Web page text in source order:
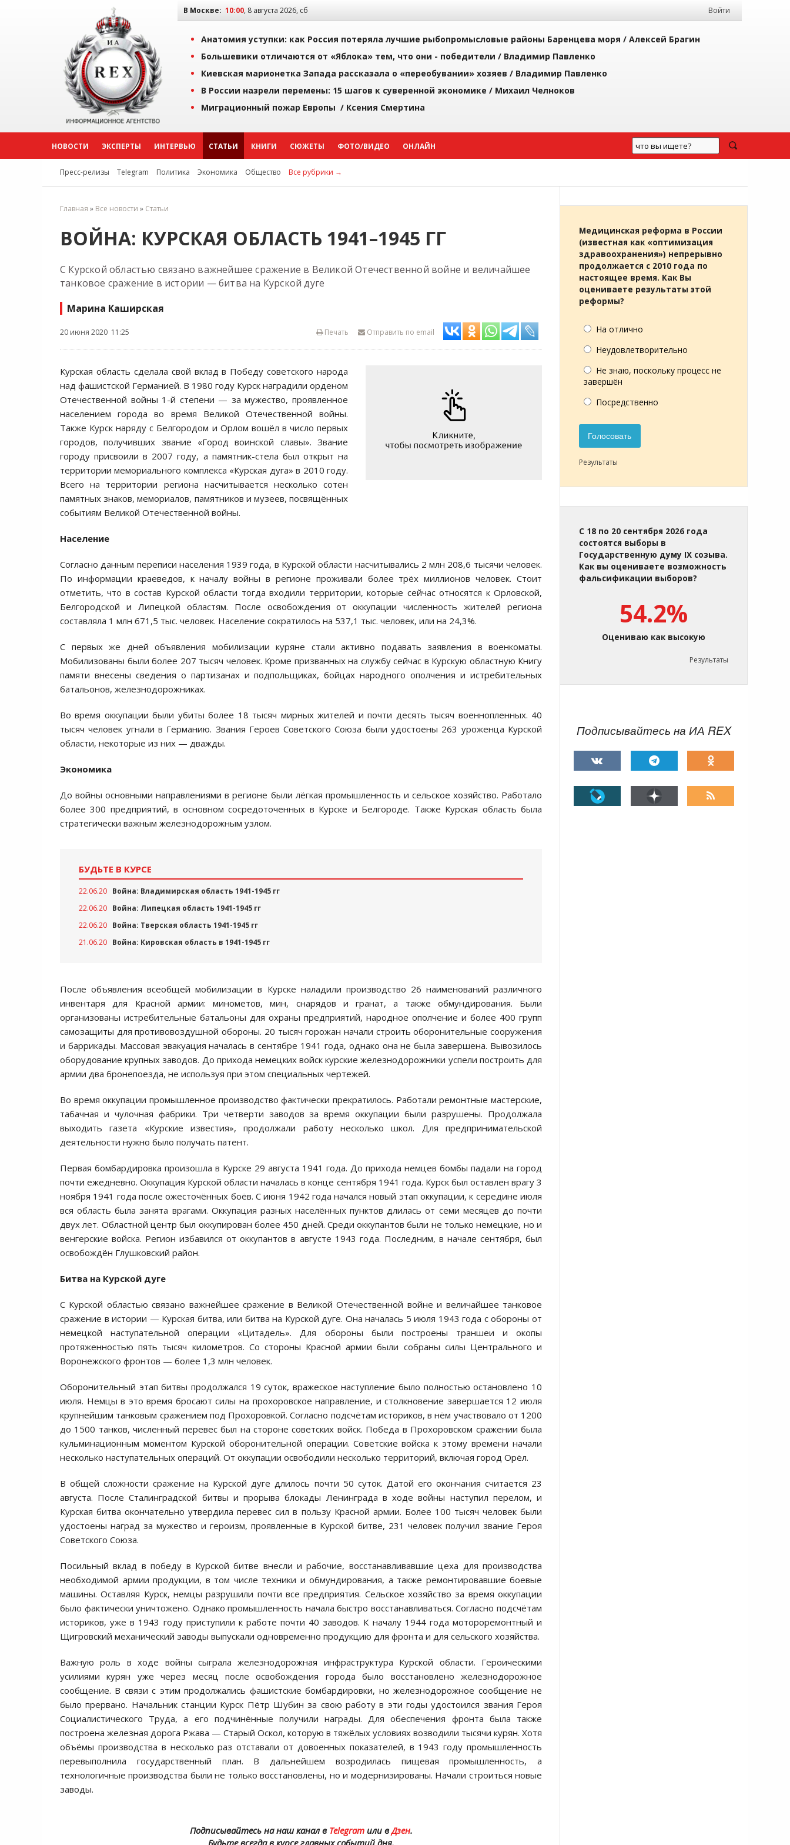
В Москве: 10:00, 8 августа 2026, сб Войти
Анатомия уступки: как Россия потеряла лучшие рыбопромысловые районы Баренцева моря / Алексей Брагин
Большевики отличаются от «Яблока» тем, что они - победители / Владимир Павленко
Киевская марионетка Запада рассказала о «переобувании» хозяев / Владимир Павленко
В России назрели перемены: 15 шагов к суверенной экономике / Михаил Челноков
Миграционный пожар Европы / Ксения Смертина
НОВОСТИ ЭКСПЕРТЫ ИНТЕРВЬЮ СТАТЬИ КНИГИ СЮЖЕТЫ ФОТО/ВИДЕО ОНЛАЙН
Пресс-релизы Telegram Политика Экономика Общество Все рубрики →
Главная » Все новости » Статьи
ВОЙНА: КУРСКАЯ ОБЛАСТЬ 1941–1945 ГГ
С Курской областью связано важнейшее сражение в Великой Отечественной войне и величайшее
танковое сражение в истории — битва на Курской дуге
Марина Каширская
20 июня 2020 11:25 Отправить по email
Печать
Курская область сделала свой вклад в Победу советского народа
над фашистской Германией. В 1980 году Курск наградили орденом
Отечественной войны 1-й степени — за мужество, проявленное
населением города во время Великой Отечественной войны.
Также Курск наряду с Белгородом и Орлом вошёл в число первых
городов, получивших звание «Город воинской славы». Звание
городу присвоили в 2007 году, а памятник-стела был открыт на
территории мемориального комплекса «Курская дуга» в 2010 году.
Всего на территории региона насчитывается несколько сотен
памятных знаков, мемориалов, памятников и музеев, посвящённых
событиям Великой Отечественной войны.
Население
Согласно данным переписи населения 1939 года, в Курской области насчитывались 2 млн 208,6 тысячи человек.
По информации краеведов, к началу войны в регионе проживали более трёх миллионов человек. Стоит
отметить, что в состав Курской области тогда входили территории, которые сейчас относятся к Орловской,
Белгородской и Липецкой областям. После освобождения от оккупации численность жителей региона
составляла 1 млн 671,5 тыс. человек. Население сократилось на 537,1 тыс. человек, или на 24,3%.
С первых же дней объявления мобилизации куряне стали активно подавать заявления в военкоматы.
Мобилизованы были более 207 тысяч человек. Кроме призванных на службу сейчас в Курскую областную Книгу
памяти внесены сведения о партизанах и подпольщиках, бойцах народного ополчения и истребительных
батальонов, железнодорожниках.
Во время оккупации были убиты более 18 тысяч мирных жителей и почти десять тысяч военнопленных. 40
тысяч человек угнали в Германию. Звания Героев Советского Союза были удостоены 263 уроженца Курской
области, некоторые из них — дважды.
Экономика
До войны основными направлениями в регионе были лёгкая промышленность и сельское хозяйство. Работало
более 300 предприятий, в основном сосредоточенных в Курске и Белгороде. Также Курская область была
стратегически важным железнодорожным узлом.
БУДЬТЕ В КУРСЕ
22.06.20 Война: Владимирская область 1941-1945 гг
22.06.20 Война: Липецкая область 1941-1945 гг
22.06.20 Война: Тверская область 1941-1945 гг
21.06.20 Война: Кировская область в 1941-1945 гг
После объявления всеобщей мобилизации в Курске наладили производство 26 наименований различного
инвентаря для Красной армии: минометов, мин, снарядов и гранат, а также обмундирования. Были
организованы истребительные батальоны для охраны предприятий, народное ополчение и более 400 групп
самозащиты для противовоздушной обороны. 20 тысяч горожан начали строить оборонительные сооружения
и баррикады. Массовая эвакуация началась в сентябре 1941 года, однако она не была завершена. Вывозилось
оборудование крупных заводов. До прихода немецких войск курские железнодорожники успели построить для
армии два бронепоезда, не используя при этом специальных чертежей.
Во время оккупации промышленное производство фактически прекратилось. Работали ремонтные мастерские,
табачная и чулочная фабрики. Три четверти заводов за время оккупации были разрушены. Продолжала
выходить газета «Курские известия», продолжали работу несколько школ. Для предпринимательской
деятельности нужно было получать патент.
Первая бомбардировка произошла в Курске 29 августа 1941 года. До прихода немцев бомбы падали на город
почти ежедневно. Оккупация Курской области началась в конце сентября 1941 года. Курск был оставлен врагу 3
ноября 1941 года после ожесточённых боёв. С июня 1942 года начался новый этап оккупации, к середине июля
вся область была занята врагами. Оккупация разных населённых пунктов длилась от семи месяцев до почти
двух лет. Областной центр был оккупирован более 450 дней. Среди оккупантов были не только немецкие, но и
венгерские войска. Регион избавился от оккупантов в августе 1943 года. Последним, в начале сентября, был
освобождён Глушковский район.
Битва на Курской дуге
С Курской областью связано важнейшее сражение в Великой Отечественной войне и величайшее танковое
сражение в истории — Курская битва, или битва на Курской дуге. Она началась 5 июля 1943 года с обороны от
немецкой наступательной операции «Цитадель». Для обороны были построены траншеи и окопы
протяженностью пять тысяч километров. Со стороны Красной армии были собраны силы Центрального и
Воронежского фронтов — более 1,3 млн человек.
Оборонительный этап битвы продолжался 19 суток, вражеское наступление было полностью остановлено 10
июля. Немцы в это время бросают силы на прохоровское направление, и столкновение завершается 12 июля
крупнейшим танковым сражением под Прохоровкой. Согласно подсчётам историков, в нём участвовало от 1200
до 1500 танков, численный перевес был на стороне советских войск. Победа в Прохоровском сражении была
кульминационным моментом Курской оборонительной операции. Советские войска к этому времени начали
несколько наступательных операций. От оккупации освободили несколько территорий, включая город Орёл.
В общей сложности сражение на Курской дуге длилось почти 50 суток. Датой его окончания считается 23
августа. После Сталинградской битвы и прорыва блокады Ленинграда в ходе войны наступил перелом, и
Курская битва окончательно утвердила перевес сил в пользу Красной армии. Более 100 тысяч человек были
удостоены наград за мужество и героизм, проявленные в Курской битве, 231 человек получил звание Героя
Советского Союза.
Посильный вклад в победу в Курской битве внесли и рабочие, восстанавливавшие цеха для производства
необходимой армии продукции, в том числе техники и обмундирования, а также ремонтировавшие боевые
машины. Оставляя Курск, немцы разрушили почти все предприятия. Сельское хозяйство за время оккупации
было фактически уничтожено. Однако промышленность начала быстро восстанавливаться. Согласно подсчётам
историков, уже в 1943 году приступили к работе почти 40 заводов. К началу 1944 года мотороремонтный и
Щигровский механический заводы выпускали одновременно продукцию для фронта и для сельского хозяйства.
Важную роль в ходе войны сыграла железнодорожная инфраструктура Курской области. Героическими
усилиями курян уже через месяц после освобождения города было восстановлено железнодорожное
сообщение. В связи с этим продолжались фашистские бомбардировки, но железнодорожное сообщение не
было прервано. Начальник станции Курск Пётр Шубин за свою работу в эти годы удостоился звания Героя
Социалистического Труда, а его подчинённые получили награды. Для обеспечения фронта была также
построена железная дорога Ржава — Старый Оскол, которую в тяжёлых условиях возводили тысячи курян. Хотя
объёмы производства в несколько раз отставали от довоенных показателей, в 1943 году промышленность
перевыполнила государственный план. В дальнейшем возродилась пищевая промышленность, а
технологичные производства были не только восстановлены, но и модернизированы. Начали строиться новые
заводы.
Подписывайтесь на наш канал в Telegramили вДзен.
Будьте всегда в курсе главных событий дня.
Медицинская реформа в России
(известная как «оптимизация
здравоохранения») непрерывно
продолжается с 2010 года по
настоящее время. Как Вы
оцениваете результаты этой
реформы?
На отлично
Неудовлетворительно
Не знаю, поскольку процесс не
завершён
Посредственно
Голосовать
Результаты
С 18 по 20 сентября 2026 года
состоятся выборы в
Государственную думу IX созыва.
Как вы оцениваете возможность
фальсификации выборов?
54.2%
Оцениваю как высокую
Результаты
Подписывайтесь на ИА REX